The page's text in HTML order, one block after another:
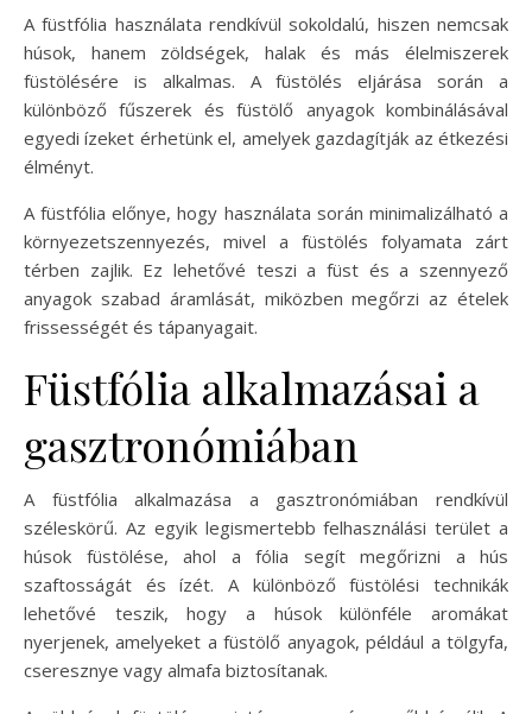
A füstfólia használata rendkívül sokoldalú, hiszen nemcsak
húsok, hanem zöldségek, halak és más élelmiszerek
füstölésére is alkalmas. A füstölés eljárása során a
különböző fűszerek és füstölő anyagok kombinálásával
egyedi ízeket érhetünk el, amelyek gazdagítják az étkezési
élményt.
A füstfólia előnye, hogy használata során minimalizálható a
környezetszennyezés, mivel a füstölés folyamata zárt
térben zajlik. Ez lehetővé teszi a füst és a szennyező
anyagok szabad áramlását, miközben megőrzi az ételek
frissességét és tápanyagait.
Füstfólia alkalmazásai a
gasztronómiában
A füstfólia alkalmazása a gasztronómiában rendkívül
széleskörű. Az egyik legismertebb felhasználási terület a
húsok füstölése, ahol a fólia segít megőrizni a hús
szaftosságát és ízét. A különböző füstölési technikák
lehetővé teszik, hogy a húsok különféle aromákat
nyerjenek, amelyeket a füstölő anyagok, például a tölgyfa,
cseresznye vagy almafa biztosítanak.